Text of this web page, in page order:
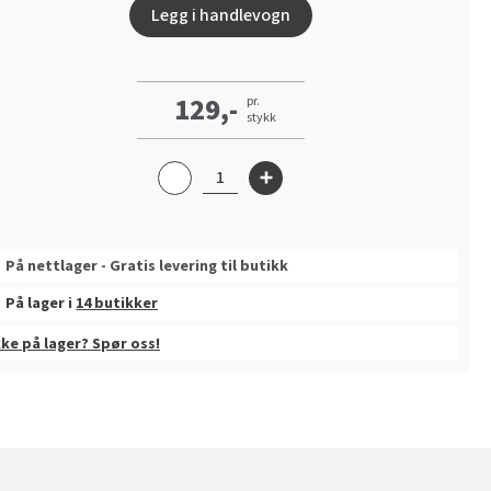
Legg i handlevogn
129,- pr.
stykk
På nettlager - Gratis levering til butikk
På lager i14 butikker
på lager? Spør oss!